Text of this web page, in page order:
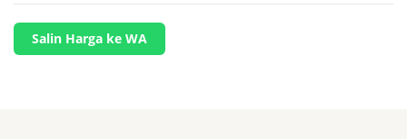
Salin Harga ke WA